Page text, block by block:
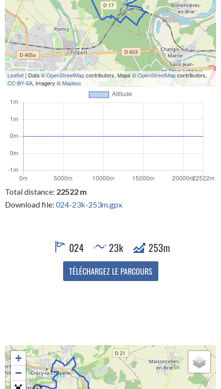
Leaflet | Data ©OpenStreetMapcontributors, Maps ©OpenStreetMapcontributors,
CC-BY-SA, Imagery ©Mapbox
Total distance: 22522 m
Download file: 024-23k-253m.gpx
024 23k 253m
+
−